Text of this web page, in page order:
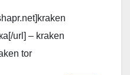
url] – kraken
tor